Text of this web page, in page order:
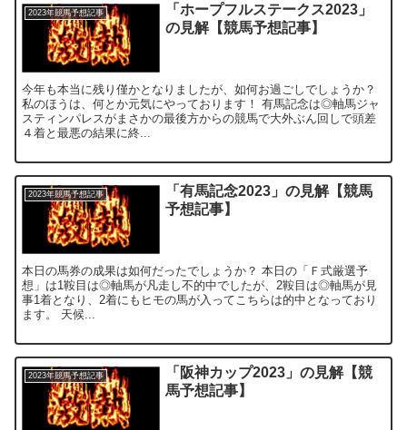
2023年競馬予想記事
「ホープフルステークス2023」
の見解【競馬予想記事】
今年も本当に残り僅かとなりましたが、如何お過ごしでしょうか？
私のほうは、何とか元気にやっております！ 有馬記念は◎軸馬ジャ
スティンパレスがまさかの最後方からの競馬で大外ぶん回しで頭差
４着と最悪の結果に終...
2023年競馬予想記事
「有馬記念2023」の見解【競馬
予想記事】
本日の馬券の成果は如何だったでしょうか？ 本日の「Ｆ式厳選予
想」は1鞍目は◎軸馬が凡走し不的中でしたが、2鞍目は◎軸馬が見
事1着となり、2着にもヒモの馬が入ってこちらは的中となっており
ます。 天候...
2023年競馬予想記事
「阪神カップ2023」の見解【競
馬予想記事】